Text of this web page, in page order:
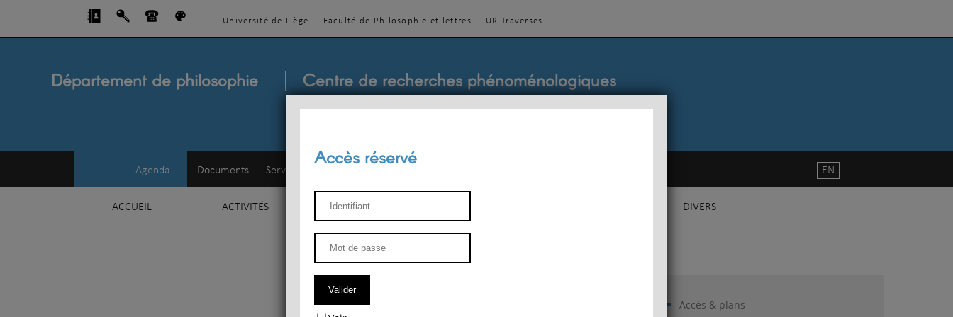
Université de Liège Faculté de Philosophie et lettres UR Traverses
Département de philosophie Centre de recherches phénoménologiques
Agenda Documents Service d'esthétique
ACCUEIL ACTIVITÉS ENSEIGNEMENT DIVERS
EN
Accès & plans
Accès réservé